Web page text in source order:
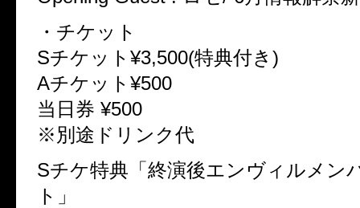
・チケット
Sチケット¥3,500(特典付き)
Aチケット¥500
当日券 ¥500
※別途ドリンク代
Sチケ特典「終演後エンヴィルメン
ト」